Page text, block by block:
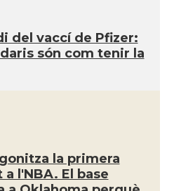
a New Orleans
a ORLANDO
del vaccí­ de Pfizer:
són com tenir la
la primera
l'NBA. El base